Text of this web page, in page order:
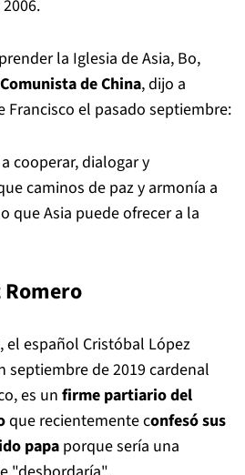
la Iglesia de Asia, Bo,
de China, dijo a
Francisco el pasado septiembre:
cooperar, dialogar y
caminos de paz y armonía a
que Asia puede ofrecer a la
el español Cristóbal López
septiembre de 2019 cardenal
es un firme partiario del
que recientemente confesó sus
papa porque sería una